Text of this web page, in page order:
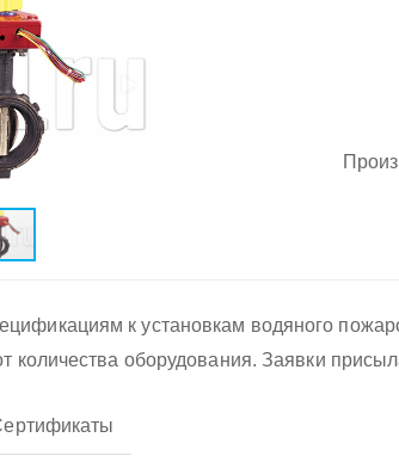
к установкам водяного
количества оборудования. Заявки